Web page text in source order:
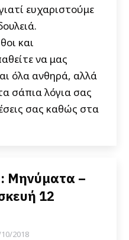
ευχαριστούμε
και
να μας
όλα ανθηρά, αλλά
σάπια λόγια σας
σας καθώς στα
Μηνύματα –
12
2018